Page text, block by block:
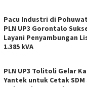
Pacu Industri di
PLN UP3 Gorontalo
Layani Penyambungan
1.385 kVA
PLN UP3 Tolitoli Gelar
Yantek untuk Cetak SDM